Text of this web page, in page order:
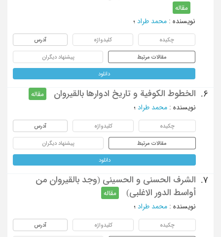
مقاله
نویسنده : محمد طراد ؛
چکیده کلیدواژه آدرس
مقالات مرتبط پیشنهاد دیگران
دانلود
6. الخطوط الکوفیة و تاریخ ادوارها بالقیروان
مقاله
نویسنده : محمد طراد ؛
چکیده کلیدواژه آدرس
مقالات مرتبط پیشنهاد دیگران
دانلود
7.
الشرف الحسنی و الحسینی (وجد بالقیروان من
أواسط الدور الاغلبی)
مقاله
نویسنده : محمد طراد ؛
چکیده کلیدواژه آدرس